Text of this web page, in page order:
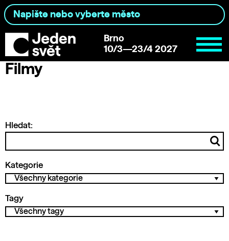
Brno
10/3—23/4 2027
Filmy
Hledat:
Kategorie
Tagy